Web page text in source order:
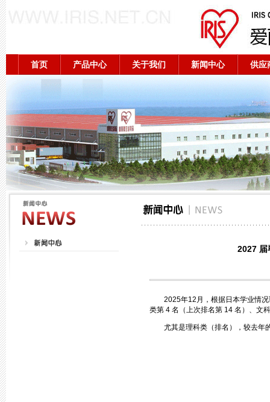
首页 产品中心 关于我们 新闻中心 供应
2027 届
2025年12月，根据日本学业情
类第 4 名（上次排名第 14 名）、文
尤其是理科类（排名），较去年